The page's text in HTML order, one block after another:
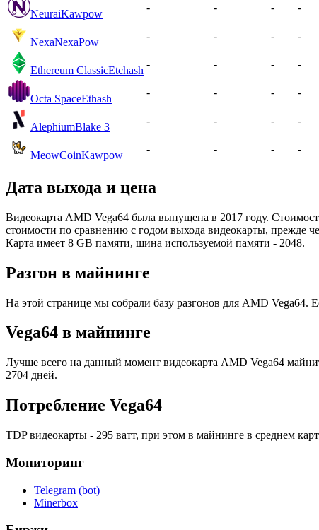
NeuraiKawpow
- - - -
NexaNexaPow
- - - -
Ethereum ClassicEtchash
- - - -
Octa SpaceEthash
- - - -
AlephiumBlake 3
- - - -
MeowCoinKawpow
- - - -
Дата выхода и цена
Видеокарта AMD Vega64 была выпущена в 2017 году.
стоимости по сравнению с годом выхода видеокарты, прежде
Карта имеет 8 GB памяти, шина используемой памяти - 2048.
Разгон в майнинге
На этой странице мы собрали базу разгонов для AMD
Vega64 в майнинге
Лучше всего на данный момент видеокарта AMD Vega64
2704 дней.
Потребление Vega64
TDP видеокарты - 295 ватт, при этом в майнинге в среднем
Мониторинг
Telegram (bot)
Minerbox